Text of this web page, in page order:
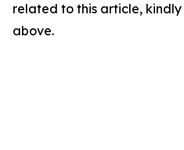
related to this article,
above.